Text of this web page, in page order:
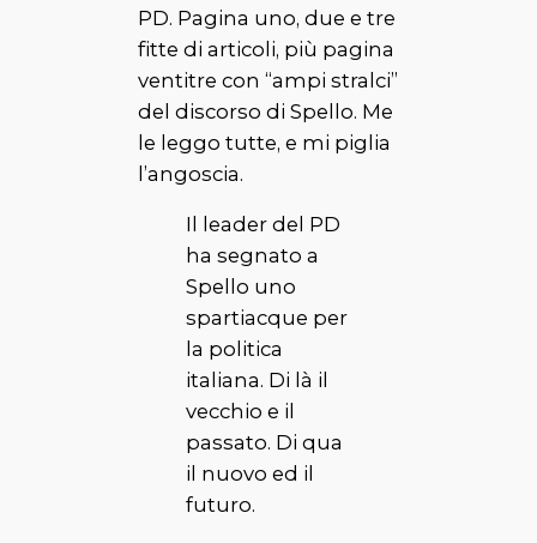
PD. Pagina uno, due e tre
fitte di articoli, più pagina
ventitre con “ampi stralci”
del discorso di Spello. Me
le leggo tutte, e mi piglia
l’angoscia.
Il leader del PD
ha segnato a
Spello uno
spartiacque per
la politica
italiana. Di là il
vecchio e il
passato. Di qua
il nuovo ed il
futuro.